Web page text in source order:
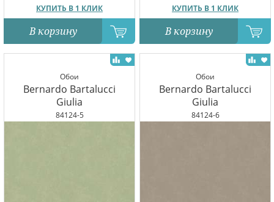
КУПИТЬ В 1 КЛИК
В корзину
КУПИТЬ В 1 КЛИК
В корзину
Обои
Bernardo Bartalucci
Giulia
84124-5
Обои
Bernardo Bartalucci
Giulia
84124-6